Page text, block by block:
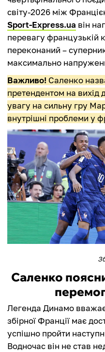
світу-2026 між
Sport-Express.ua він
перевагу французькій
переконаний –
максимально
Важливо! Саленко
претендентом на вихід
увагу на сильну гру
внутрішні проблеми у
Саленко
Легенда Динамо
збірної Франції має
успішно пройти
Водночас він не став